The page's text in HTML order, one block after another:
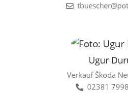
Ugur
Verkauf Škoda
02381